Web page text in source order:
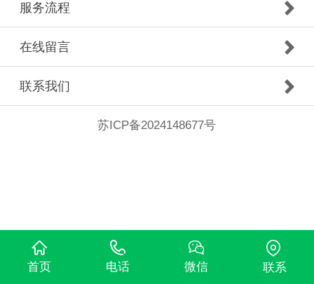
服务流程
在线留言
联系我们
苏ICP备2024148677号
首页 电话 微信 联系